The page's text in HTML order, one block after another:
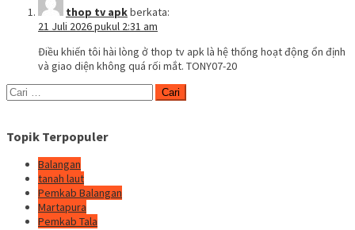
thop tv apkberkata:
21 Juli 2026 pukul 2:31 am
Điều khiến tôi hài lòng ở thop tv apk là hệ thống hoạt động ổn định
và giao diện không quá rối mắt. TONY07-20
Cari
untuk:
Topik Terpopuler
Balangan
tanah laut
Pemkab Balangan
Martapura
Pemkab Tala